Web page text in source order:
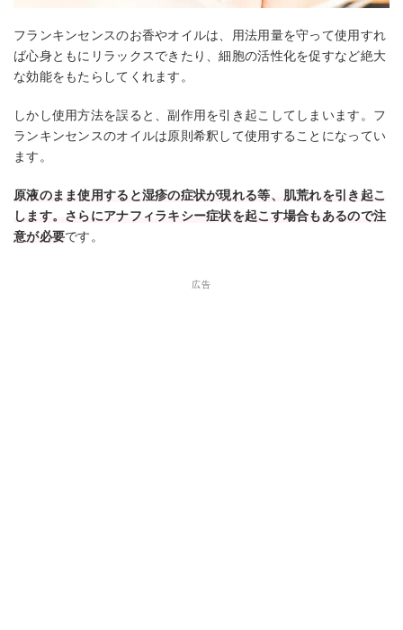
フランキンセンスのお香やオイルは、用法用量を守って使用すれ
ば心身ともにリラックスできたり、細胞の活性化を促すなど絶大
な効能をもたらしてくれます。
しかし使用方法を誤ると、副作用を引き起こしてしまいます。フ
ランキンセンスのオイルは原則希釈して使用することになってい
ます。
原液のまま使用すると湿疹の症状が現れる等、肌荒れを引き起こ
します。さらにアナフィラキシー症状を起こす場合もあるので注
意が必要です。
広告